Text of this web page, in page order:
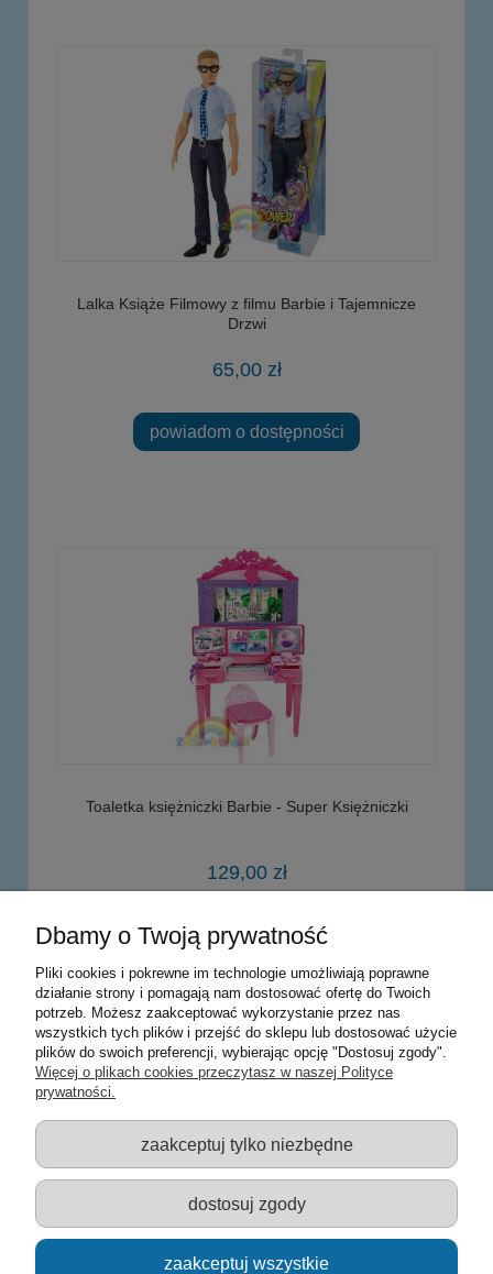
Lalka Książe Filmowy z filmu Barbie i Tajemnicze
Drzwi
65,00 zł
powiadom o dostępności
Toaletka księżniczki Barbie - Super Księżniczki
129,00 zł
do koszyka
Warunki zakupów
Moje konto
Informacje o sklepie
Sklep z zabawkami Łódź :: Hurownia zabawek :: Zabawki
edukacyjne :: Zestawy artystyczne :: Zabawki :: samochody Welly
:: Zabawkownia :: zabawki dla dzieci :: Lalki :: Klocki :: Artykuły
szkolne ::
Dbamy o Twoją prywatność
Pliki cookies i pokrewne im technologie umożliwiają poprawne
działanie strony i pomagają nam dostosować ofertę do Twoich
potrzeb. Możesz zaakceptować wykorzystanie przez nas
wszystkich tych plików i przejść do sklepu lub dostosować użycie
plików do swoich preferencji, wybierając opcję "Dostosuj zgody".
Więcej o plikach cookies przeczytasz w naszej Polityce
prywatności.
zaakceptuj tylko niezbędne
dostosuj zgody
zaakceptuj wszystkie